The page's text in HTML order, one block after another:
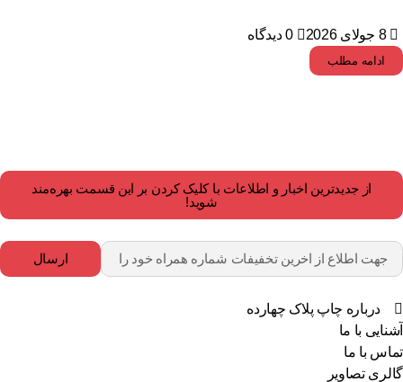
8 جولای 2026 0 دیدگاه
ادامه مطلب
از جدیدترین اخبار و اطلاعات با کلیک کردن بر این قسمت بهره‌مند
شوید!
ارسال
درباره چاپ پلاک چهارده
با ما
با ما
تصاویر